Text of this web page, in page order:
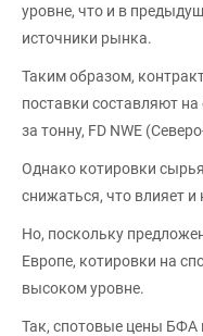
уровне, что и в
источники рынка.
Таким образом,
поставки составляют
за тонну, FD NWE
Однако котировки
снижаться, что влияет
Но, поскольку
Европе, котировки на
высоком уровне.
Так, спотовые цены БФА